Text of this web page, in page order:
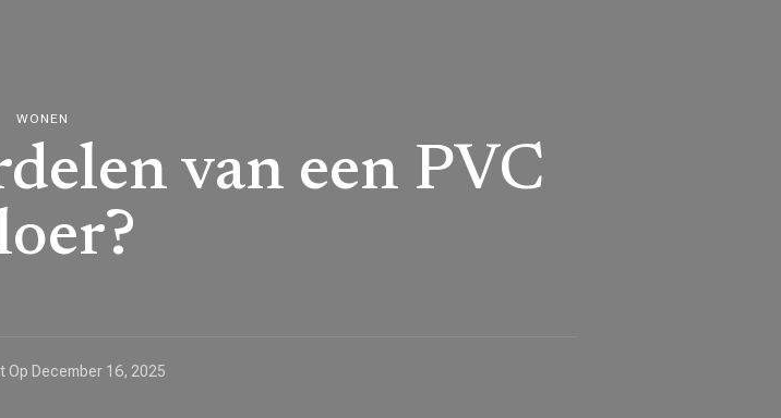
WONEN
van een PVC
Op December 16, 2025